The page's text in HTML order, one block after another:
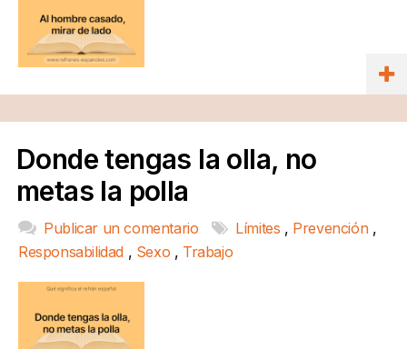
Donde tengas la olla, no
metas la polla
Publicar un comentario Límites , Prevención ,
Responsabilidad , Sexo , Trabajo